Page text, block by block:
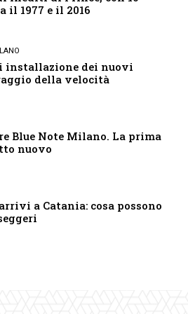
il 1977 e il 2016
installazione dei nuovi
della velocità
Blue Note Milano. La prima
nuovo
a Catania: cosa possono